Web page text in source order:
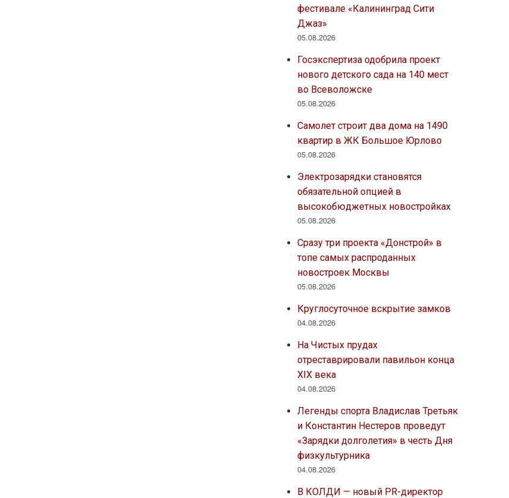
фестивале «Калининград Сити
Джаз»
05.08.2026
Госэкспертиза одобрила проект
нового детского сада на 140 мест
во Всеволожске
05.08.2026
Самолет строит два дома на 1490
квартир в ЖК Большое Юрлово
05.08.2026
Электрозарядки становятся
обязательной опцией в
высокобюджетных новостройках
05.08.2026
Сразу три проекта «Донстрой» в
топе самых распроданных
новостроек Москвы
05.08.2026
Круглосуточное вскрытие замков
04.08.2026
На Чистых прудах
отреставрировали павильон конца
XIX века
04.08.2026
Легенды спорта Владислав Третьяк
и Константин Нестеров проведут
«Зарядки долголетия» в честь Дня
физкультурника
04.08.2026
В КОЛДИ — новый PR-директор